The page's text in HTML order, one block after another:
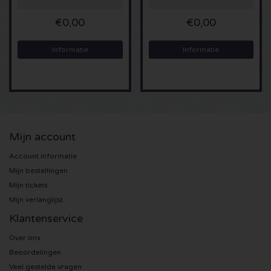
U2 kaartjes
Bruno Mars kaartjes
John Mayer kaartjes
Enrique Iglesias kaartjes
Lady Gaga kaartjes
Maroon 5 kaartjes
Rihanna kaartjes
€0,00
Informatie
€0,00
Informatie
Mijn account
Account informatie
Mijn bestellingen
Mijn tickets
Mijn verlanglijst
Klantenservice
Over ons
Beoordelingen
Veel gestelde vragen